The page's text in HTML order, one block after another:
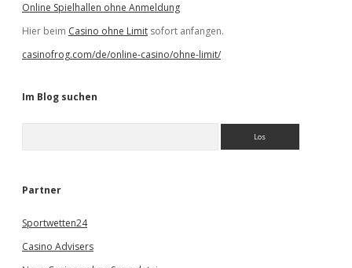
Online Spielhallen ohne Anmeldung
Hier beim Casino ohne Limit sofort anfangen.
casinofrog.com/de/online-casino/ohne-limit/
Im Blog suchen
e
Partner
Sportwetten24
Casino Advisers